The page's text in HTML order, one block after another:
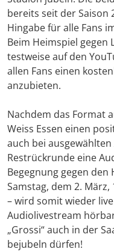
bereits seit der Saison
Hingabe für alle Fans
Beim Heimspiel gegen
testweise auf den
allen Fans einen
anzubieten.
Nachdem das Format
Weiss Essen einen
auch bei
Restrückrunde eine
Begegnung gegen den
Samstag, dem 2.
– wird somit wieder
Audiolivestream
„Grossi“ auch in der
bejubeln dürfen!